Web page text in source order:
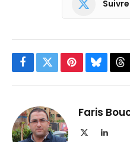
Facebook
TwitterPinterestBluesky
Faris